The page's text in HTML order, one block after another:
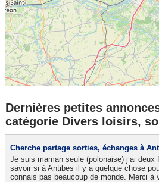
Dernières petites
catégorie Divers loisirs,
Cherche partage sorties, échanges à
Je suis maman seule (polonaise) j’ai deux
savoir si à Antibes il y a quelque chose
connais pas beaucoup de monde. Merci à